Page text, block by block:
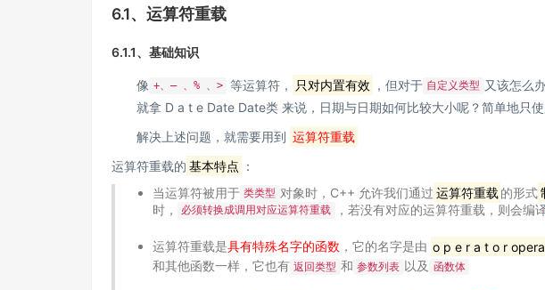
6.1、运算符重载
6.1.1、基础知识
像 +、— 、% 、> 等运算符， 只对内置有效 ，但对于 自定义类型 又该怎么
就拿 D a t e Date Date类 来说，日期与日期如何比较大小呢？简单地只
解决上述问题，就需要用到 运算符重载
运算符重载的 基本特点 ：
当运算符被用于 类类型 对象时，C++ 允许我们通过 运算符重载 的形式
时，
必须转换成调用对应运算符重载 ，若没有对应的运算符重载，则会编
运算符重载是具有特殊名字的函数 ，它的名字是由 o p e r a t o r
和其他函数一样，它也有 返回类型 和 参数列表 以及 函数体